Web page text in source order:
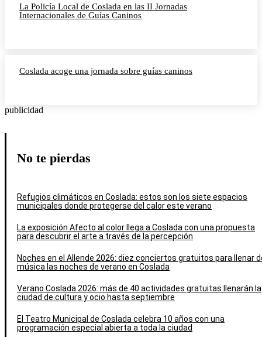
La Policía Local de Coslada en las II Jornadas
Internacionales de Guías Caninos
Coslada acoge una jornada sobre guías caninos
publicidad
No te pierdas
Refugios climáticos en Coslada: estos son los siete espacios
municipales donde protegerse del calor este verano
La exposición Afecto al color llega a Coslada con una propuesta
para descubrir el arte a través de la percepción
Noches en el Allende 2026: diez conciertos gratuitos para llenar
música las noches de verano en Coslada
Verano Coslada 2026: más de 40 actividades gratuitas llenarán la
ciudad de cultura y ocio hasta septiembre
El Teatro Municipal de Coslada celebra 10 años con una
programación especial abierta a toda la ciudad